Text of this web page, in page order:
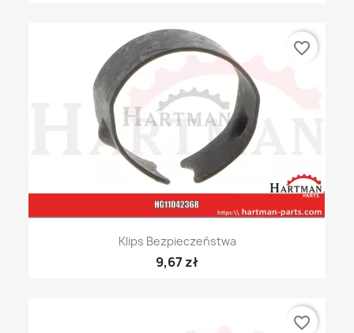
Klips Bezpieczeństwa
9,67 zł
favorite_border
favorite_border